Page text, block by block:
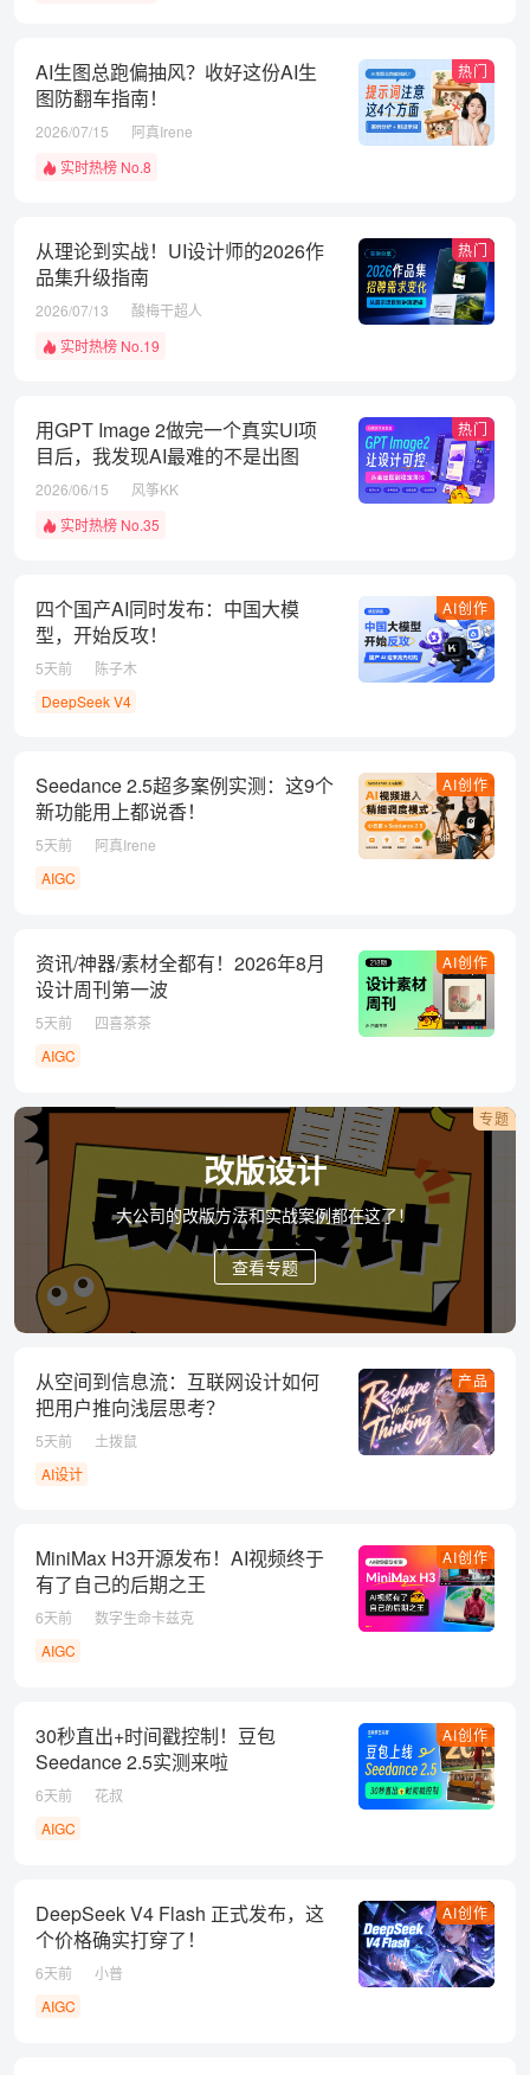
热门
AI生图总跑偏抽风？收好这份AI生
图防翻车指南！
2026/07/15
阿真Irene
实时热榜 No.8
热门
从理论到实战！UI设计师的2026作
品集升级指南
2026/07/13
酸梅干超人
实时热榜 No.19
热门
用GPT Image 2做完一个真实UI项
目后，我发现AI最难的不是出图
2026/06/15
风筝KK
实时热榜 No.35
AI创作
四个国产AI同时发布：中国大模
型，开始反攻！
5天前
陈子木
DeepSeek V4
AI创作
Seedance 2.5超多案例实测：这9个
新功能用上都说香！
5天前
阿真Irene
AIGC
AI创作
资讯/神器/素材全都有！2026年8月
设计周刊第一波
5天前
四喜茶茶
AIGC
改版设计
大公司的改版方法和实战案例都在这了！
查看专题
专题
产品
从空间到信息流：互联网设计如何
把用户推向浅层思考？
5天前
土拨鼠
AI设计
AI创作
MiniMax H3开源发布！AI视频终于
有了自己的后期之王
6天前
数字生命卡兹克
AIGC
AI创作
30秒直出+时间戳控制！豆包
Seedance 2.5实测来啦
6天前
花叔
AIGC
AI创作
DeepSeek V4 Flash 正式发布，这
个价格确实打穿了！
6天前
小普
AIGC